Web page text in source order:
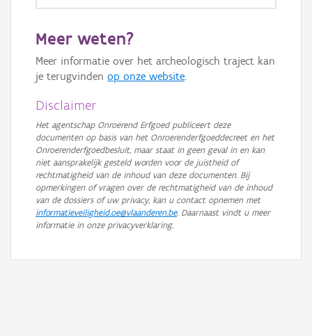
GRB-Basiskaart
GRB-Basiskaart in grijswaarden
Meer weten?
Meer informatie over het archeologisch traject kan
je terugvinden op onze website.
Disclaimer
Het agentschap Onroerend Erfgoed publiceert deze
documenten op basis van het Onroerenderfgoeddecreet en het
Onroerenderfgoedbesluit, maar staat in geen geval in en kan
niet aansprakelijk gesteld worden voor de juistheid of
rechtmatigheid van de inhoud van deze documenten. Bij
opmerkingen of vragen over de rechtmatigheid van de inhoud
van de dossiers of uw privacy, kan u contact opnemen met
informatieveiligheid.oe@vlaanderen.be. Daarnaast vindt u meer
informatie in onze privacyverklaring.